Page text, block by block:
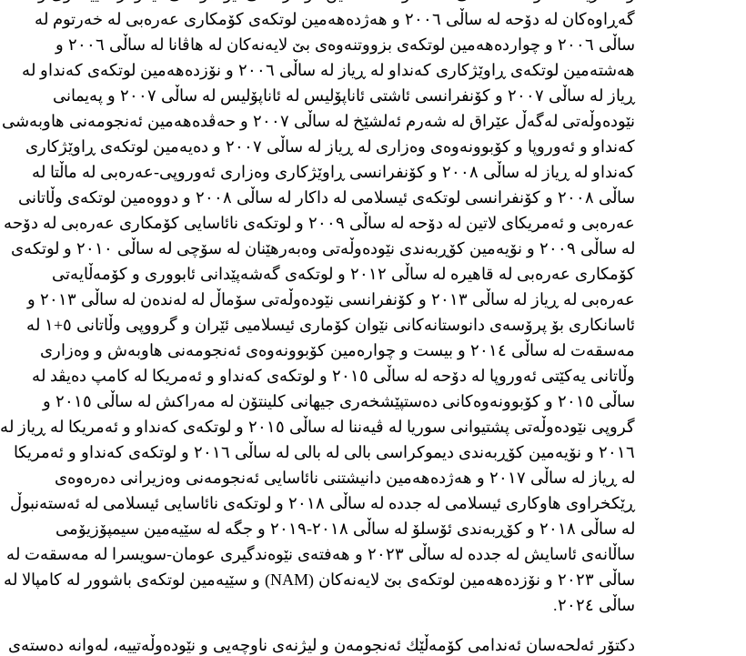
گەڕاوەکان لە دۆحە لە ساڵی ٢٠٠٦ و هەژدەهەمین لوتکەی کۆمکاری عەرەبی لە خەرتوم لە
ساڵی ٢٠٠٦ و چواردەهەمین لوتکەی بزووتنەوەی بێ لایەنەکان لە هاڤانا لە ساڵی ٢٠٠٦ و
هەشتەمین لوتکەی ڕاوێژکاری کەنداو لە ڕیاز لە ساڵی ٢٠٠٦ و نۆزدەهەمین لوتکەی کەنداو لە
ڕیاز لە ساڵی ٢٠٠٧ و کۆنفرانسی ئاشتی ئاناپۆلیس لە ئاناپۆلیس لە ساڵی ٢٠٠٧ و پەیمانی
نێودەوڵەتی لەگەڵ عێراق لە شەرم ئەلشێخ لە ساڵی ٢٠٠٧ و حەڤدەهەمین ئەنجومەنی هاوبەشی
کەنداو و ئەوروپا و کۆبوونەوەی وەزاری لە ڕیاز لە ساڵی ٢٠٠٧ و دەیەمین لوتکەی ڕاوێژکاری
کەنداو لە ڕیاز لە ساڵی ٢٠٠٨ و کۆنفرانسی ڕاوێژکاری وەزاری ئەوروپی-عەرەبی لە ماڵتا لە
ساڵی ٢٠٠٨ و کۆنفرانسی لوتکەی ئیسلامی لە داکار لە ساڵی ٢٠٠٨ و دووەمین لوتکەی وڵاتانی
عەرەبی و ئەمریکای لاتین لە دۆحە لە ساڵی ٢٠٠٩ و لوتکەی نائاسایی کۆمکاری عەرەبی لە دۆحە
لە ساڵی ٢٠٠٩ و نۆیەمین کۆڕبەندی نێودەوڵەتی وەبەرهێنان لە سۆچی لە ساڵی ٢٠١٠ و لوتکەی
کۆمکاری عەرەبی لە قاهیرە لە ساڵی ٢٠١٢ و لوتکەی گەشەپێدانی ئابووری و کۆمەڵایەتی
عەرەبی لە ڕیاز لە ساڵی ٢٠١٣ و کۆنفرانسی نێودەوڵەتی سۆماڵ لە لەندەن لە ساڵی ٢٠١٣ و
ئاسانکاری بۆ پرۆسەی دانوستانەکانی نێوان کۆماری ئیسلامیی ئێران و گرووپی وڵاتانی ٥+١ لە
مەسقەت لە ساڵی ٢٠١٤ و بیست و چوارەمین کۆبوونەوەی ئەنجومەنی هاوبەش و وەزاری
وڵاتانی یەکێتی ئەوروپا لە دۆحە لە ساڵی ٢٠١٥ و لوتکەی کەنداو و ئەمریکا لە کامپ دەیڤد لە
ساڵی ٢٠١٥ و کۆبوونەوەکانی دەستپێشخەری جیهانی کلینتۆن لە مەراکش لە ساڵی ٢٠١٥ و
گروپی نێودەوڵەتی پشتیوانی سوریا لە ڤیەننا لە ساڵی ٢٠١٥ و لوتکەی کەنداو و ئەمریکا لە ڕیاز لە
٢٠١٦ و نۆیەمین کۆڕبەندی دیموکراسی بالی لە بالی لە ساڵی ٢٠١٦ و لوتکەی کەنداو و ئەمریکا
لە ڕیاز لە ساڵی ٢٠١٧ و هەژدەهەمین دانیشتنی نائاسایی ئەنجومەنی وەزیرانی دەرەوەی
ڕێکخراوی هاوکاری ئیسلامی لە جددە لە ساڵی ٢٠١٨ و لوتکەی نائاسایی ئیسلامی لە ئەستەنبوڵ
لە ساڵی ٢٠١٨ و کۆڕبەندی ئۆسلۆ لە ساڵی ٢٠١٨-٢٠١٩ و جگە لە سێیەمین سیمپۆزیۆمی
ساڵانەی ئاسایش لە جددە لە ساڵی ٢٠٢٣ و هەفتەی نێوەندگیری عومان-سویسرا لە مەسقەت لە
ساڵی ٢٠٢٣ و نۆزدەهەمین لوتکەی بێ لایەنەکان (NAM) و سێیەمین لوتکەی باشوور لە کامپالا لە
ساڵی ٢٠٢٤.
دکتۆر ئەلحەسان ئەندامی کۆمەڵێك ئەنجومەن و لیژنەی ناوچەیی و نێودەوڵەتییە، لەوانە دەستەی